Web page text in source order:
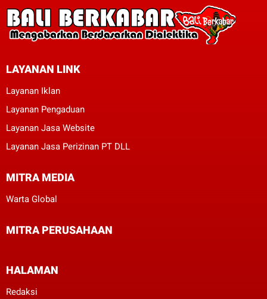
LAYANAN LINK
Layanan Iklan
Layanan Pengaduan
Layanan Jasa Website
Layanan Jasa Perizinan PT DLL
MITRA MEDIA
Warta Global
MITRA PERUSAHAAN
HALAMAN
Redaksi